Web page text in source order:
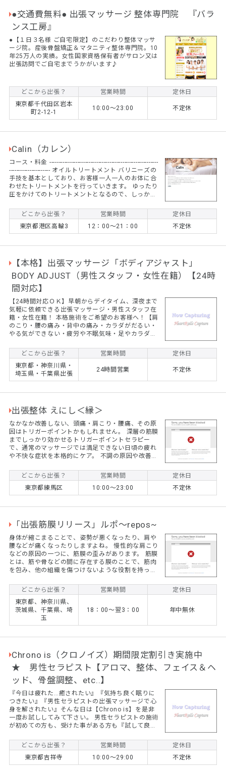
●交通費無料● 出張マッサージ 整体専門院 『バラ
ンス工房』
●【１日３名様 ご自宅限定】のこだわり整体マッサ
ージ院。産後骨盤矯正＆マタニティ整体専門院。10
年25万人の実績。女性国家資格保有者がサロン又は
出張訪問でご自宅までうかがいます♪
どこから出張？ 営業時間
定休日
東京都千代田区岩本
町2-12-1
10:00〜23:00 不定休
Calin（カレン）
コース・料金 ----------------------------------------------------------
---------------------- オイルトリートメント バリニーズの
手技を基本としており、お客様一人一人のお体に合
わせたトリートメントを行っていきます。 ゆったり
圧をかけてのトリートメントとなるので、しっかり
めのスタンダードなメニューです。 90分
￥14,000 120分 ￥19,000 150分
￥24,000 180分 ￥29,0...
どこから出張？ 営業時間
定休日
東京都港区高輪3
12：00～21：00 不定休
【本格】出張マッサージ「ボディアジャスト」
BODY ADJUST（男性スタッフ・女性在籍）【24時
間対応】
【24時間対応ＯＫ】早朝からデイタイム、深夜まで
気軽に依頼できる出張マッサージ・男性スタッフ在
籍・女性在籍！ 本格施術をご希望のお客様へ！【肩
のこり・腰の痛み・背中の痛み・カラダがだるい・
やる気ができない・疲労や不眠気味・足やカラダの
根本から軽減・改善します。10年以上の施術経験あ
る男性スタッフが中心となり高い施術技術をお客様
へお届けしております！当店では、男性スタッフを
中心に女性のスタッフが在籍。各種民間資格や国家
資格を取得したスタッフがお客様ご希望のご自宅や
どこから出張？ 営業時間
定休日
東京都・神奈川県・
埼玉県・千葉県出張
24時間営業 不定休
出張整体 えにし＜縁＞
なかなか改善しない、頭痛・肩こり・腰痛、その原
因はトリガーポイントかもしれません。 深層の筋膜
までしっかり効かせるトリガーポイントセラピー
で、通常のマッサージでは満足できない日頃の疲れ
や不快な症状を本格的にケア。 不調の原因や改善の
ころまで、お伝えします。 お身体のことはお任せく
ださい！
どこから出張？ 営業時間
定休日
東京都練馬区
10:00～23:00 不定休
「出張筋膜リリース」ルポ～repos~
身体が縮こまることで、姿勢が悪くなったり、肩や
腰などが痛くなったりしますよね。 慢性的な肩こり
などの原因の一つに、筋膜の歪みがあります。 筋膜
とは、筋や骨などの間に存在する膜のことで、筋肉
を包み、他の組織を傷つけないような役割を持って
み、体内の組織などを正しい位置に収めています。
ただし、筋膜は柔らかい組織なので、血行不良など
で歪みや癒着が起こりやすく、身体の不調（コリや
痛み）となって現れます。 そこでここ数年話題とな
ってるのが「筋膜リリース」！ 筋膜の癒着を剥がし
たり、歪みを治すことで、筋膜を正しい位置に戻し
どこから出張？ 営業時間
定休日
東京都、神奈川県、
茨城県、千葉県、埼
玉
18：00～翌3：00 年中無休
Chrono is（クロノイズ）期間限定割引き実施中
★ 男性セラピスト【アロマ、整体、フェイス＆ヘ
ッド、骨盤調整、etc..】
『今日は疲れた…癒されたい』『気持ち良く眠りに
つきたい』『男性セラピストの出張マッサージで心
身を解されたい』そんな日は【Chrono is】を是非
一度お試ししてみて下さい。 男性セラピストの施術
が初めての方も、受けた事がある方も『試して良か
します。 その自信として、施術やサービスご満足頂
けなかった場合は施術料は偽りなく頂きません。
（ご満足頂けなかった場合は遠慮なく申して下さ
い） また施術やサービスにご希望などがあれば遠慮
どこから出張？ 営業時間
定休日
東京都吉祥寺
10:00～29:00 不定休